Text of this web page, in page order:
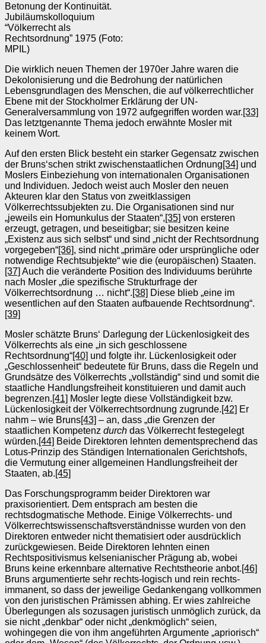
Betonung der Kontinuität.
Jubiläumskolloquium
“Völkerrecht als
Rechtsordnung” 1975 (Foto:
MPIL)
Die wirklich neuen Themen der 1970er Jahre waren die
Dekolonisierung und die Bedrohung der natürlichen
Lebensgrundlagen des Menschen, die auf völkerrechtlicher
Ebene mit der Stockholmer Erklärung der UN-
Generalversammlung von 1972 aufgegriffen worden war.[33]
Das letztgenannte Thema jedoch erwähnte Mosler mit
keinem Wort.
Auf den ersten Blick besteht ein starker Gegensatz zwischen
der Bruns‘schen strikt zwischenstaatlichen Ordnung[34] und
Moslers Einbeziehung von internationalen Organisationen
und Individuen. Jedoch weist auch Mosler den neuen
Akteuren klar den Status von zweitklassigen
Völkerrechtssubjekten zu. Die Organisationen sind nur
„jeweils ein Homunkulus der Staaten“,[35] von ersteren
erzeugt, getragen, und beseitigbar; sie besitzen keine
„Existenz aus sich selbst“ und sind „nicht der Rechtsordnung
vorgegeben“[36], sind nicht „primäre oder ursprüngliche oder
notwendige Rechtsubjekte“ wie die (europäischen) Staaten.
[37] Auch die veränderte Position des Individuums berührte
nach Mosler „die spezifische Strukturfrage der
Völkerrechtsordnung … nicht“.[38] Diese blieb „eine im
wesentlichen auf den Staaten aufbauende Rechtsordnung“.
[39]
Mosler schätzte Bruns‘ Darlegung der Lückenlosigkeit des
Völkerrechts als eine „in sich geschlossene
Rechtsordnung“[40] und folgte ihr. Lückenlosigkeit oder
„Geschlossenheit“ bedeutete für Bruns, dass die Regeln und
Grundsätze des Völkerrechts „vollständig“ sind und somit die
staatliche Handlungsfreiheit konstituieren und damit auch
begrenzen.[41] Mosler legte diese Vollständigkeit bzw.
Lückenlosigkeit der Völkerrechtsordnung zugrunde.[42] Er
nahm – wie Bruns[43] – an, dass „die Grenzen der
staatlichen Kompetenz durch das Völkerrecht festegelegt
würden.[44] Beide Direktoren lehnten dementsprechend das
Lotus-Prinzip des Ständigen Internationalen Gerichtshofs,
die Vermutung einer allgemeinen Handlungsfreiheit der
Staaten, ab.[45]
Das Forschungsprogramm beider Direktoren war
praxisorientiert. Dem entsprach am besten die
rechtsdogmatische Methode. Einige Völkerrechts- und
Völkerrechtswissenschaftsverständnisse wurden von den
Direktoren entweder nicht thematisiert oder ausdrücklich
zurückgewiesen. Beide Direktoren lehnten einen
Rechtspositivismus kelsenianischer Prägung ab, wobei
Bruns keine erkennbare alternative Rechtstheorie anbot.[46]
Bruns argumentierte sehr rechts-logisch und rein rechts-
immanent, so dass der jeweilige Gedankengang vollkommen
von den juristischen Prämissen abhing. Er wies zahlreiche
Überlegungen als sozusagen juristisch unmöglich zurück, da
sie nicht „denkbar“ oder nicht „denkmöglich“ seien,
wohingegen die von ihm angeführten Argumente „apriorisch“